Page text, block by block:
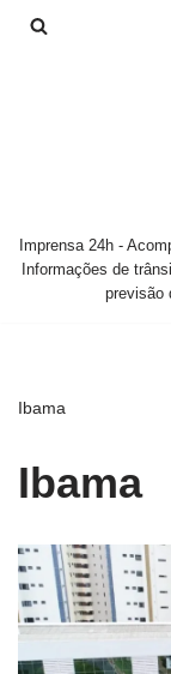
Imprensa 24h -
Informações de
previsão
Ibama
Ibama